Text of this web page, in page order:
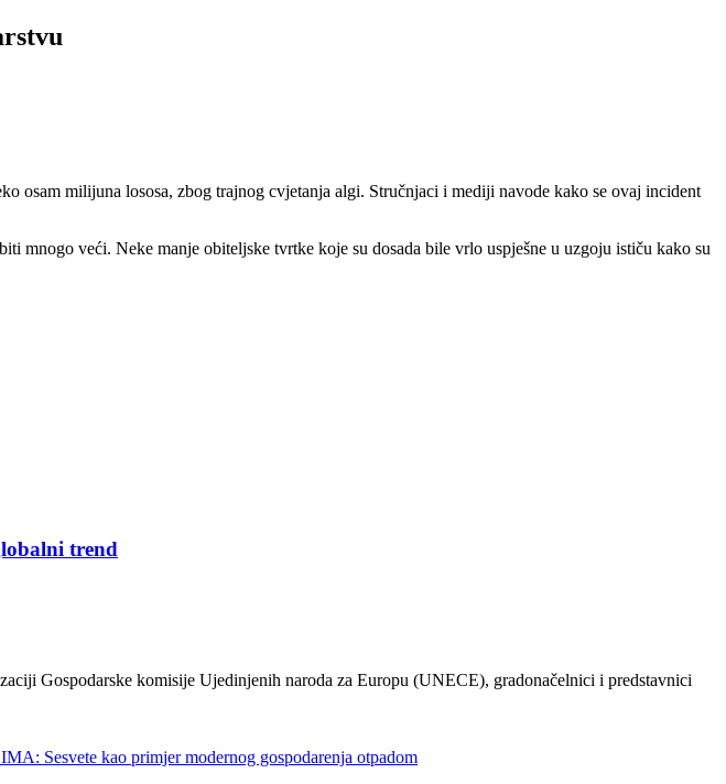
osam milijuna lososa, zbog trajnog cvjetanja algi. Stručnjaci i mediji navode kako se ovaj incident
mnogo veći. Neke manje obiteljske tvrtke koje su dosada bile vrlo uspješne u uzgoju ističu kako su
trend
Gospodarske komisije Ujedinjenih naroda za Europu (UNECE), gradonačelnici i predstavnici
Sesvete kao primjer modernog gospodarenja otpadom